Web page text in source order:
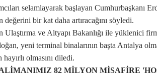
selamlayarak başlayan Cumhurbaşkanı
değerini bir kat daha artıracağını söyledi.
Ulaştırma ve Altyapı Bakanlığı ile yüklenici
yeni terminal binalarının başta Antalya
olmasını diledi.
82 MİLYON MİSAFİRE